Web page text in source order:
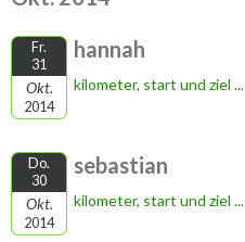
Fr.
31
Okt.
2014
hannah
kilometer, start und ziel ...
Do.
30
Okt.
2014
sebastian
kilometer, start und ziel ...